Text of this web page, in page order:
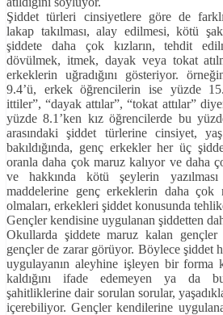
Şiddet türleri cinsiyetlere göre de
lakap takılması, alay edilmesi, kötü
şiddete daha çok kızların, tehdit
dövülmek, itmek, dayak veya tokat
erkeklerin uğradığını gösteriyor.
9.4’ü, erkek öğrencilerin ise yüzde
ittiler”, “dayak attılar”, “tokat attılar”
yüzde 8.1’ken kız öğrencilerde bu
arasındaki şiddet türlerine cinsiyet,
bakıldığında, genç erkekler her üç
oranla daha çok maruz kalıyor ve daha
ve hakkında kötü şeylerin
maddelerine genç erkeklerin daha çok
olmaları, erkekleri şiddet konusunda
Gençler kendisine uygulanan şiddetten
Okullarda şiddete maruz kalan
gençler de zarar görüyor. Böylece şiddet
uygulayanın aleyhine işleyen bir forma
kaldığını ifade edemeyen ya da
şahitliklerine dair sorulan sorular,
içerebiliyor. Gençler kendilerine